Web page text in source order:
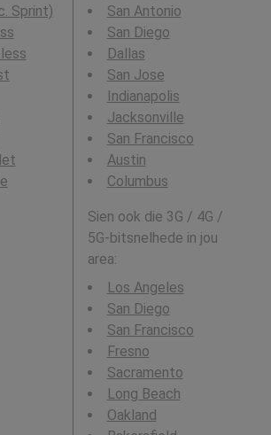
Sprint)
San Antonio
San Diego
Dallas
San Jose
Indianapolis
Jacksonville
San Francisco
Austin
Columbus
Sien ook die 3G / 4G /
5G-bitsnelhede in jou
area:
Los Angeles
San Diego
San Francisco
Fresno
Sacramento
Long Beach
Oakland